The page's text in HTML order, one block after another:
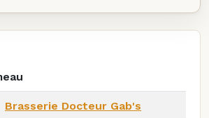
Brasserie Docteur Gab's